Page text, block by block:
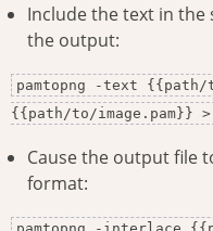
Include the text in the
the output:
pamtopng -text
{{path/to/image.pam}}
Cause the output file
format: